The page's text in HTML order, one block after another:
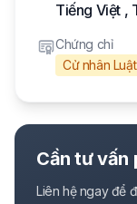
Tiếng Việt ,
Chứng chỉ
Cử nhân Luật
Cần tư vấn
Liên hệ ngay để